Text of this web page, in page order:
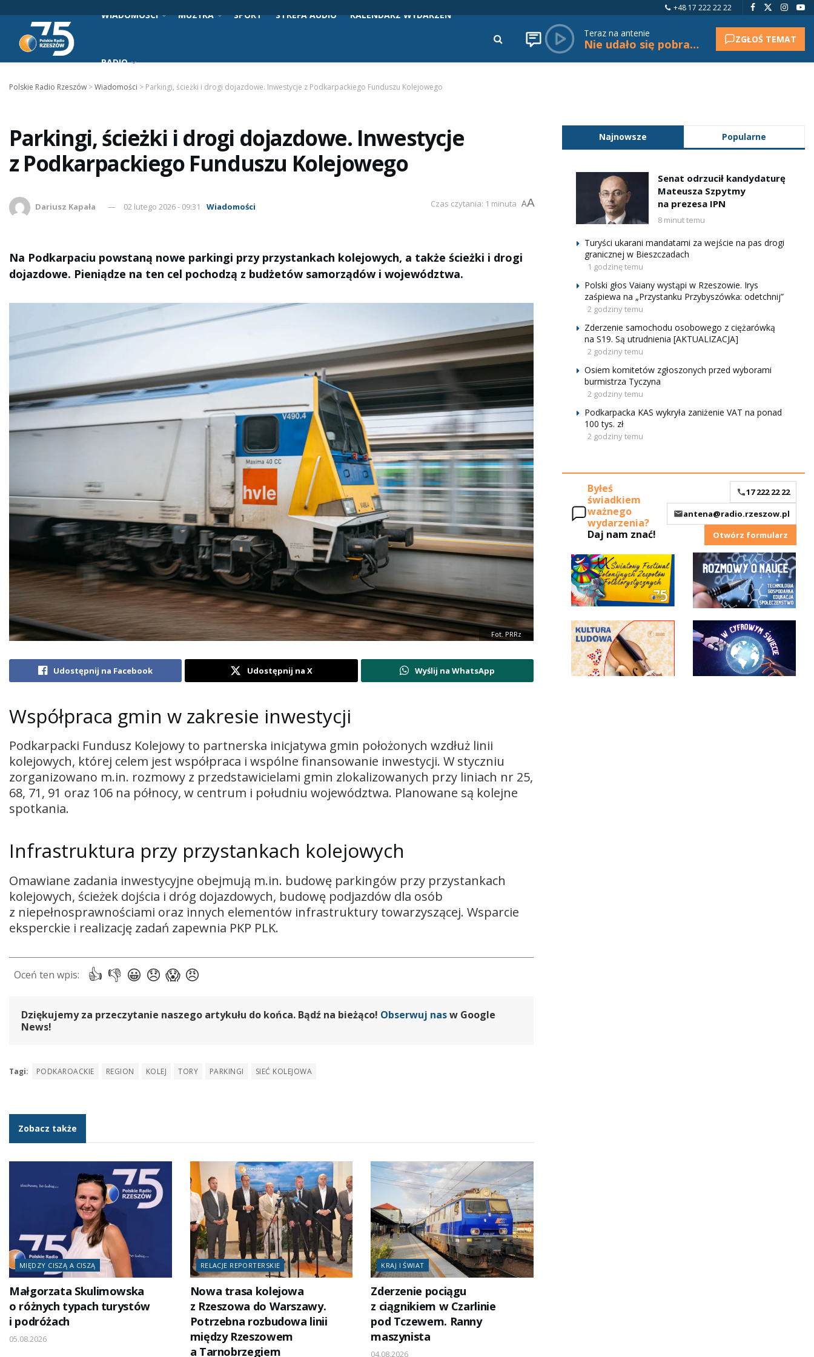
+48 17 222 22 22
WIADOMOŚCI MUZYKA SPORT STREFA AUDIO KALENDARZ WYDARZEŃ
RADIO
Teraz na antenie
Nie udało się pobrać tytułu. ZGŁOŚ TEMAT
Polskie Radio Rzeszów >Wiadomości > Parkingi, ścieżki i drogi dojazdowe. Inwestycje z Podkarpackiego Funduszu Kolejowego
Parkingi, ścieżki i drogi dojazdowe. Inwestycje
z Podkarpackiego Funduszu Kolejowego
Dariusz Kapała 02 lutego 2026 - 09:31 Wiadomości Czas czytania: 1 minuta AA
Na Podkarpaciu powstaną nowe parkingi przy przystankach kolejowych, a także ścieżki i drogi
dojazdowe. Pieniądze na ten cel pochodzą z budżetów samorządów i województwa.
Fot. PRRz
Udostępnij na Facebook Udostępnij na X Wyślij na WhatsApp
Współpraca gmin w zakresie inwestycji
Podkarpacki Fundusz Kolejowy to partnerska inicjatywa gmin położonych wzdłuż linii
kolejowych, której celem jest współpraca i wspólne finansowanie inwestycji. W styczniu
zorganizowano m.in. rozmowy z przedstawicielami gmin zlokalizowanych przy liniach nr 25,
68, 71, 91 oraz 106 na północy, w centrum i południu województwa. Planowane są kolejne
spotkania.
Infrastruktura przy przystankach kolejowych
Omawiane zadania inwestycyjne obejmują m.in. budowę parkingów przy przystankach
kolejowych, ścieżek dojścia i dróg dojazdowych, budowę podjazdów dla osób
z niepełnosprawnościami oraz innych elementów infrastruktury towarzyszącej. Wsparcie
eksperckie i realizację zadań zapewnia PKP PLK.
Dziękujemy za przeczytanie naszego artykułu do końca. Bądź na bieżąco! Obserwuj nasw Google
News!
Tagi: PODKAROACKIE REGION KOLEJ TORY PARKINGI SIEĆ KOLEJOWA
Zobacz także
MIĘDZY CISZĄ A CISZĄ
Małgorzata Skulimowska
o różnych typach turystów
i podróżach
05.08.2026
RELACJE REPORTERSKIE
Nowa trasa kolejowa
z Rzeszowa do Warszawy.
Potrzebna rozbudowa linii
między Rzeszowem
a Tarnobrzegiem
KRAJ I ŚWIAT
Zderzenie pociągu
z ciągnikiem w Czarlinie
pod Tczewem. Ranny
maszynista
04.08.2026
Najnowsze Popularne
Senat odrzucił kandydaturę
Mateusza Szpytmy
na prezesa IPN
8 minut temu
Turyści ukarani mandatami za wejście na pas drogi
granicznej w Bieszczadach
1 godzinę temu
Polski głos Vaiany wystąpi w Rzeszowie. Irys
zaśpiewa na „Przystanku Przybyszówka: odetchnij”
2 godziny temu
Zderzenie samochodu osobowego z ciężarówką
na S19. Są utrudnienia [AKTUALIZACJA]
2 godziny temu
Osiem komitetów zgłoszonych przed wyborami
burmistrza Tyczyna
2 godziny temu
Podkarpacka KAS wykryła zaniżenie VAT na ponad
100 tys. zł
2 godziny temu
Byłeś
świadkiem
ważnego
wydarzenia?
Daj nam znać!
17 222 22 22
antena@radio.rzeszow.pl
Otwórz formularz